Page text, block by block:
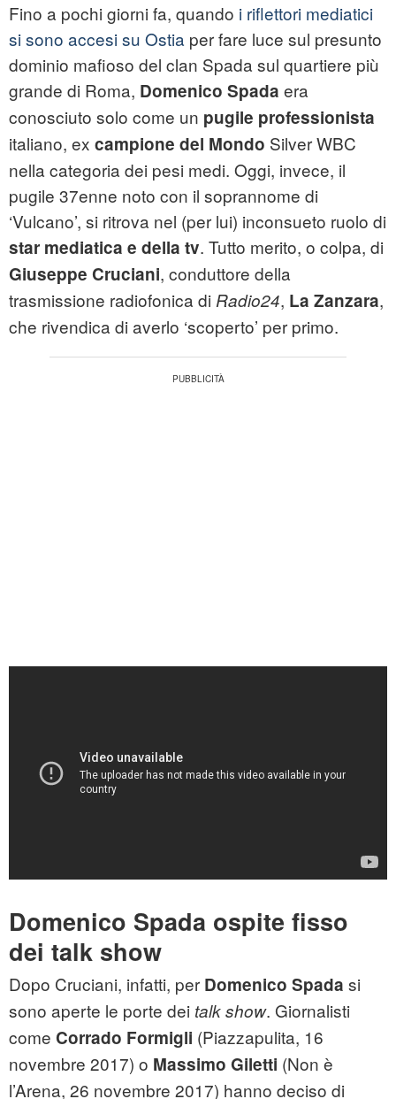
Fino a pochi giorni fa, quando i riflettori mediatici
si sono accesi su Ostia per fare luce sul presunto
dominio mafioso del clan Spada sul quartiere più
grande di Roma, Domenico Spada era
conosciuto solo come un pugile professionista
italiano, ex campione del Mondo Silver WBC
nella categoria dei pesi medi. Oggi, invece, il
pugile 37enne noto con il soprannome di
‘Vulcano’, si ritrova nel (per lui) inconsueto ruolo di
star mediatica e della tv. Tutto merito, o colpa, di
Giuseppe Cruciani, conduttore della
trasmissione radiofonica di Radio24, La Zanzara,
che rivendica di averlo ‘scoperto’ per primo.
Domenico Spada ospite fisso
dei talk show
Dopo Cruciani, infatti, per Domenico Spada si
sono aperte le porte dei talk show. Giornalisti
come Corrado Formigli (Piazzapulita, 16
novembre 2017) o Massimo Giletti (Non è
l’Arena, 26 novembre 2017) hanno deciso di